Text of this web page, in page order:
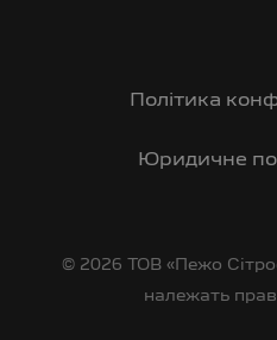
Політика
Юридичне
© 2026 ТОВ «Пежо
належать